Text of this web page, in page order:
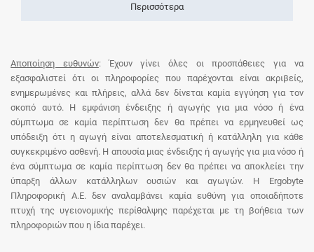
Περισσότερα
Αποποίηση ευθυνών: Έχουν γίνει όλες οι προσπάθειες για να
εξασφαλιστεί ότι οι πληροφορίες που παρέχονται είναι ακριβείς,
ενημερωμένες και πλήρεις, αλλά δεν δίνεται καμία εγγύηση για τον
σκοπό αυτό. Η εμφάνιση ένδειξης ή αγωγής για μια νόσο ή ένα
σύμπτωμα σε καμία περίπτωση δεν θα πρέπει να ερμηνευθεί ως
υπόδειξη ότι η αγωγή είναι αποτελεσματική ή κατάλληλη για κάθε
συγκεκριμένο ασθενή. Η απουσία μιας ένδειξης ή αγωγής για μια νόσο ή
ένα σύμπτωμα σε καμία περίπτωση δεν θα πρέπει να αποκλείει την
ύπαρξη άλλων κατάλληλων ουσιών και αγωγών. Η Ergobyte
Πληροφορική Α.Ε. δεν αναλαμβάνει καμία ευθύνη για οποιαδήποτε
πτυχή της υγειονομικής περίθαλψης παρέχεται με τη βοήθεια των
πληροφοριών που η ίδια παρέχει.